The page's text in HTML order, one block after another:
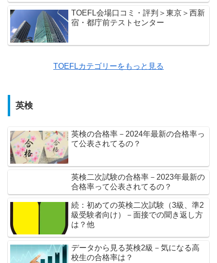
TOEFL会場口コミ・評判＞東京＞西新
宿・都庁前テストセンター
TOEFLカテゴリーをもっと見る
英検
英検の合格率－2024年最新の合格率っ
て公表されてるの？
英検二次試験の合格率－2023年最新の
合格率って公表されてるの？
続：初めての英検二次試験（3級、準2
級受験者向け）－面接での聞き返し方
は？他
データから見る英検2級－気になる高
校生の合格率は？